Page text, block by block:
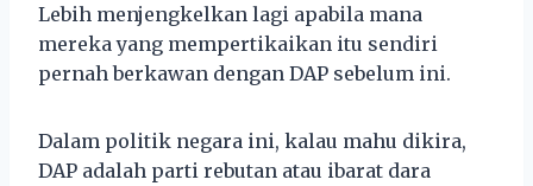
Lebih menjengkelkan lagi apabila mana
mereka yang mempertikaikan itu sendiri
pernah berkawan dengan DAP sebelum ini.
Dalam politik negara ini, kalau mahu dikira,
DAP adalah parti rebutan atau ibarat dara